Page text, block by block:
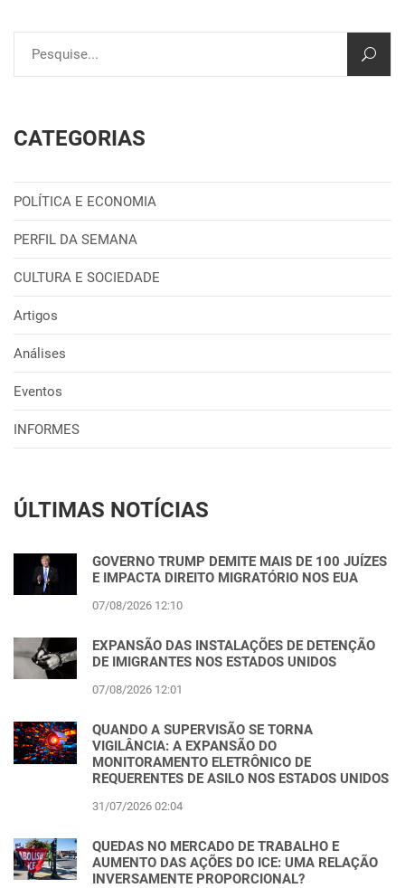
CATEGORIAS
POLÍTICA E ECONOMIA
PERFIL DA SEMANA
CULTURA E SOCIEDADE
Artigos
Análises
Eventos
INFORMES
ÚLTIMAS NOTÍCIAS
GOVERNO TRUMP DEMITE MAIS DE 100 JUÍZES
E IMPACTA DIREITO MIGRATÓRIO NOS EUA
07/08/2026 12:10
EXPANSÃO DAS INSTALAÇÕES DE DETENÇÃO
DE IMIGRANTES NOS ESTADOS UNIDOS
07/08/2026 12:01
QUANDO A SUPERVISÃO SE TORNA
VIGILÂNCIA: A EXPANSÃO DO
MONITORAMENTO ELETRÔNICO DE
REQUERENTES DE ASILO NOS ESTADOS UNIDOS
31/07/2026 02:04
QUEDAS NO MERCADO DE TRABALHO E
AUMENTO DAS AÇÕES DO ICE: UMA RELAÇÃO
INVERSAMENTE PROPORCIONAL?